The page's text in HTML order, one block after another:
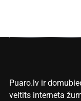
Puaro.lv ir
veltīts interneta